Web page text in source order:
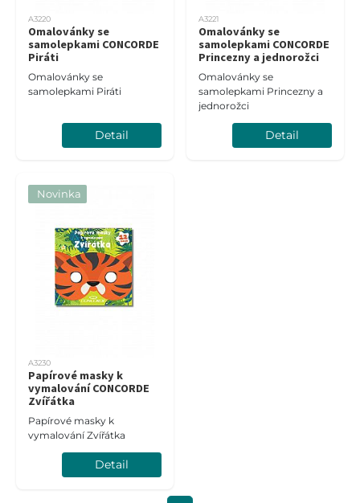
A3220
Omalovánky se
samolepkami CONCORDE
Piráti
Omalovánky se
samolepkami Piráti
Detail
A3221
Omalovánky se
samolepkami CONCORDE
Princezny a jednorožci
Omalovánky se
samolepkami Princezny a
jednorožci
Detail
Novinka
A3230
Papírové masky k
vymalování CONCORDE
Zvířátka
Papírové masky k
vymalování Zvířátka
Detail